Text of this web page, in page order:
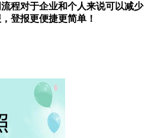
程对于企业和个人来说可以减少
登报更便捷更简单！